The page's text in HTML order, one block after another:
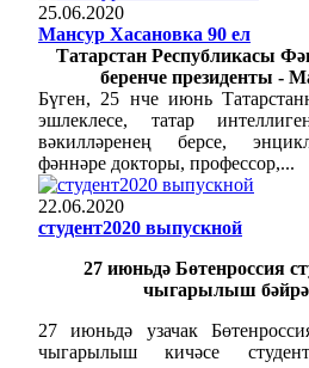
25.06.2020
Мансур Хасановка 90 ел
Татарстан Республикасы
беренче президенты -
Бүген, 25 нче июнь
эшлеклесе, татар
вәкилләренең берсе,
фәннәре докторы, профессор,...
22.06.2020
студент2020 выпускной
27 июньдә Бөтенроссия
чыгарылыш
27 июньдә узачак
чыгарылыш кичәсе